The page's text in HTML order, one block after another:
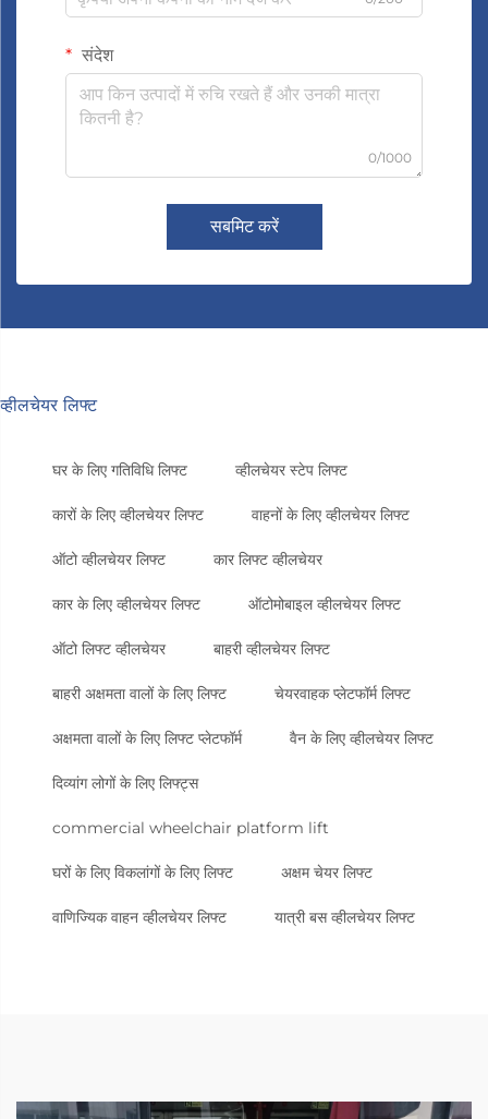
संदेश
0/1000
सबमिट करें
व्हीलचेयर लिफ्ट
घर के लिए गतिविधि लिफ्ट व्हीलचेयर स्टेप लिफ्ट
कारों के लिए व्हीलचेयर लिफ्ट वाहनों के लिए व्हीलचेयर लिफ्ट
ऑटो व्हीलचेयर लिफ्ट कार लिफ्ट व्हीलचेयर
कार के लिए व्हीलचेयर लिफ्ट ऑटोमोबाइल व्हीलचेयर लिफ्ट
ऑटो लिफ्ट व्हीलचेयर बाहरी व्हीलचेयर लिफ्ट
बाहरी अक्षमता वालों के लिए लिफ्ट चेयरवाहक प्लेटफॉर्म लिफ्ट
अक्षमता वालों के लिए लिफ्ट प्लेटफॉर्म वैन के लिए व्हीलचेयर लिफ्ट
दिव्यांग लोगों के लिए लिफ्ट्स
commercial wheelchair platform lift
घरों के लिए विकलांगों के लिए लिफ्ट अक्षम चेयर लिफ्ट
वाणिज्यिक वाहन व्हीलचेयर लिफ्ट यात्री बस व्हीलचेयर लिफ्ट